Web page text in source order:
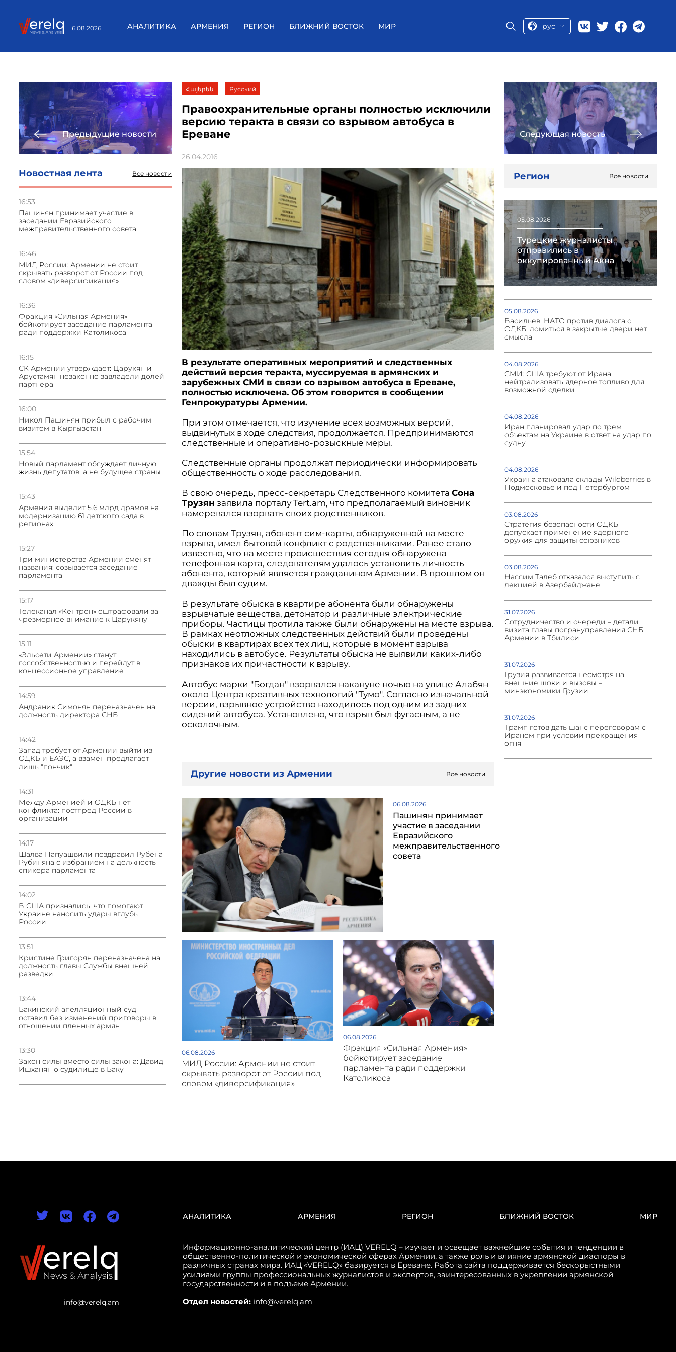
6.08.2026 АНАЛИТИКА АРМЕНИЯ РЕГИОН БЛИЖНИЙ ВОСТОК МИР рус
Предыдущие новости
Новостная лента Все новости
16:53
Пашинян принимает участие в
заседании Евразийского
межправительственного совета
16:46
МИД России: Армении не стоит
скрывать разворот от России под
словом «диверсификация»
16:36
Фракция «Сильная Армения»
бойкотирует заседание парламента
ради поддержки Католикоса
16:15
СК Армении утверждает: Царукян и
Арустамян незаконно завладели долей
партнера
16:00
Никол Пашинян прибыл с рабочим
визитом в Кыргызстан
15:54
Новый парламент обсуждает личную
жизнь депутатов, а не будущее страны
15:43
Армения выделит 5.6 млрд драмов на
модернизацию 61 детского сада в
регионах
15:27
Три министерства Армении сменят
названия: созывается заседание
парламента
15:17
Телеканал «Кентрон» оштрафовали за
чрезмерное внимание к Царукяну
15:11
«Эльсети Армении» станут
госсобственностью и перейдут в
концессионное управление
14:59
Андраник Симонян переназначен на
должность директора СНБ
14:42
Запад требует от Армении выйти из
ОДКБ и ЕАЭС, а взамен предлагает
лишь "пончик"
14:31
Между Арменией и ОДКБ нет
конфликта: постпред России в
организации
14:17
Шалва Папуашвили поздравил Рубена
Рубиняна с избранием на должность
спикера парламента
14:02
В США признались, что помогают
Украине наносить удары вглубь
России
13:51
Кристине Григорян переназначена на
должность главы Службы внешней
разведки
13:44
Бакинский апелляционный суд
оставил без изменений приговоры в
отношении пленных армян
13:30
Закон силы вместо силы закона: Давид
Ишханян о судилище в Баку
Հայերեն Русский
Правоохранительные органы полностью исключили
версию теракта в связи со взрывом автобуса в
Ереване
26.04.2016
В результате оперативных мероприятий и следственных
действий версия теракта, муссируемая в армянских и
зарубежных СМИ в связи со взрывом автобуса в Ереване,
полностью исключена. Об этом говорится в сообщении
Генпрокуратуры Армении.
При этом отмечается, что изучение всех возможных версий,
выдвинутых в ходе следствия, продолжается. Предпринимаются
следственные и оперативно-розыскные меры.
Следственные органы продолжат периодически информировать
общественность о ходе расследования.
В свою очередь, пресс-секретарь Следственного комитетаСона
Трузян заявила порталу Tert.am, что предполагаемый виновник
намеревался взорвать своих родственников.
По словам Трузян, абонент сим-карты, обнаруженной на месте
взрыва, имел бытовой конфликт с родственниками. Ранее стало
известно, что на месте происшествия сегодня обнаружена
телефонная карта, следователям удалось установить личность
абонента, который является гражданином Армении. В прошлом он
дважды был судим.
В результате обыска в квартире абонента были обнаружены
взрывчатые вещества, детонатор и различные электрические
приборы. Частицы тротила также были обнаружены на месте взрыва.
В рамках неотложных следственных действий были проведены
обыски в квартирах всех тех лиц, которые в момент взрыва
находились в автобусе. Результаты обыска не выявили каких-либо
признаков их причастности к взрыву.
Автобус марки "Богдан" взорвался накануне ночью на улице Алабян
около Центра креативных технологий "Тумо". Согласно изначальной
версии, взрывное устройство находилось под одним из задних
сидений автобуса. Установлено, что взрыв был фугасным, а не
осколочным.
Другие новости из Армении Все новости
06.08.2026
Пашинян принимает
участие в заседании
Евразийского
межправительственного
совета
06.08.2026
МИД России: Армении не стоит
скрывать разворот от России под
словом «диверсификация»
06.08.2026
Фракция «Сильная Армения»
бойкотирует заседание
парламента ради поддержки
Католикоса
Следующая новость
Регион Все новости
05.08.2026
Турецкие журналисты
отправились в
оккупированный Акна
05.08.2026
Васильев: НАТО против диалога с
ОДКБ, ломиться в закрытые двери нет
смысла
04.08.2026
СМИ: США требуют от Ирана
нейтрализовать ядерное топливо для
возможной сделки
04.08.2026
Иран планировал удар по трем
объектам на Украине в ответ на удар по
судну
04.08.2026
Украина атаковала склады Wildberries в
Подмосковье и под Петербургом
03.08.2026
Стратегия безопасности ОДКБ
допускает применение ядерного
оружия для защиты союзников
03.08.2026
Нассим Талеб отказался выступить с
лекцией в Азербайджане
31.07.2026
Сотрудничество и очереди – детали
визита главы погрануправления СНБ
Армении в Тбилиси
31.07.2026
Грузия развивается несмотря на
внешние шоки и вызовы –
минэкономики Грузии
31.07.2026
Трамп готов дать шанс переговорам с
Ираном при условии прекращения
огня
info@verelq.am
АНАЛИТИКА АРМЕНИЯ РЕГИОН БЛИЖНИЙ ВОСТОК МИР
Информационно-аналитический центр (ИАЦ) VERELQ – изучает и освещает важнейшие события и тенденции в
общественно-политической и экономической сферах Армении, а также роль и влияние армянской диаспоры в
различных странах мира. ИАЦ «VERELQ» базируется в Ереване. Работа сайта поддерживается бескорыстными
усилиями группы профессиональных журналистов и экспертов, заинтересованных в укреплении армянской
государственности и в подъеме Армении.
Отдел новостей: info@verelq.am